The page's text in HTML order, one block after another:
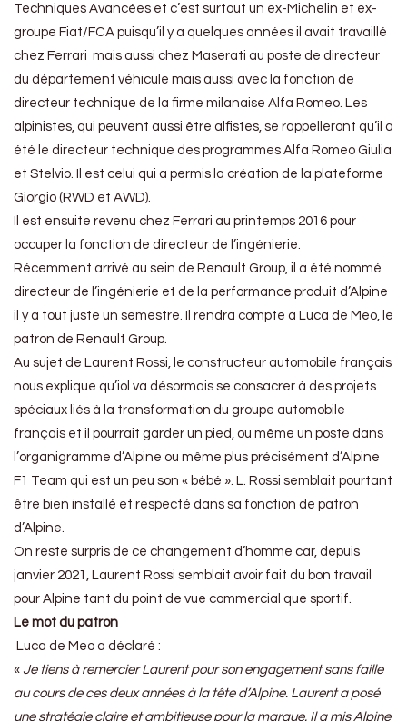
Techniques Avancées et c’est surtout un ex-Michelin et ex-
groupe Fiat/FCA puisqu’il y a quelques années il avait travaillé
chez Ferrari mais aussi chez Maserati au poste de directeur
du département véhicule mais aussi avec la fonction de
directeur technique de la firme milanaise Alfa Romeo. Les
alpinistes, qui peuvent aussi être alfistes, se rappelleront qu’il a
été le directeur technique des programmes Alfa Romeo Giulia
et Stelvio. Il est celui qui a permis la création de la plateforme
Giorgio (RWD et AWD).
Il est ensuite revenu chez Ferrari au printemps 2016 pour
occuper la fonction de directeur de l’ingénierie.
Récemment arrivé au sein de Renault Group, il a été nommé
directeur de l’ingénierie et de la performance produit d’Alpine
il y a tout juste un semestre. Il rendra compte à Luca de Meo, le
patron de Renault Group.
Au sujet de Laurent Rossi, le constructeur automobile français
nous explique qu’iol va désormais se consacrer à des projets
spéciaux liés à la transformation du groupe automobile
français et il pourrait garder un pied, ou même un poste dans
l’organigramme d’Alpine ou même plus précisément d’Alpine
F1 Team qui est un peu son « bébé ». L. Rossi semblait pourtant
être bien installé et respecté dans sa fonction de patron
d’Alpine.
On reste surpris de ce changement d’homme car, depuis
janvier 2021, Laurent Rossi semblait avoir fait du bon travail
pour Alpine tant du point de vue commercial que sportif.
Le mot du patron
Luca de Meo a déclaré :
« Je tiens à remercier Laurent pour son engagement sans faille
au cours de ces deux années à la tête d’Alpine. Laurent a posé
une stratégie claire et ambitieuse pour la marque. Il a mis Alpine